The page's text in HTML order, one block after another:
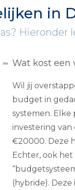
in
Hieronder
Wat kost een
Wil jij
budget in
systemen.
investering
€20000. Deze
Echter, ook
(hybride).